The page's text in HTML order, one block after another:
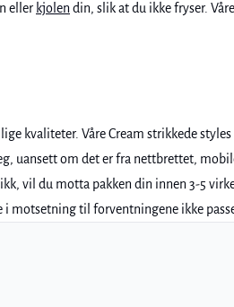
eller kjolen din, slik at du ikke fryser.
kvaliteter. Våre Cream strikkede
uansett om det er fra nettbrettet,
vil du motta pakken din innen 3-5
til forventningene ikke